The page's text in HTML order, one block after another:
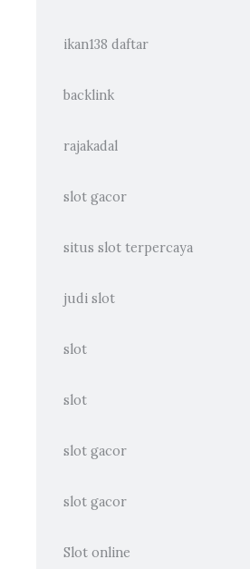
ikan138 daftar
backlink
rajakadal
slot gacor
situs slot terpercaya
judi slot
slot
slot
slot gacor
slot gacor
Slot online